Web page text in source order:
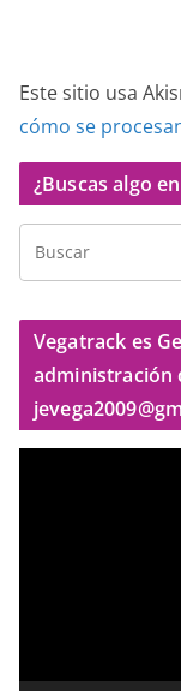
Este sitio usa
cómo se
¿Buscas algo
Vegatrack es
administración